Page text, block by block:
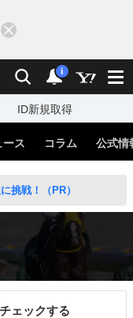
検索 通知
i
ID新規取得
ース コラム 公式情
挑戦！（PR）
ェックする